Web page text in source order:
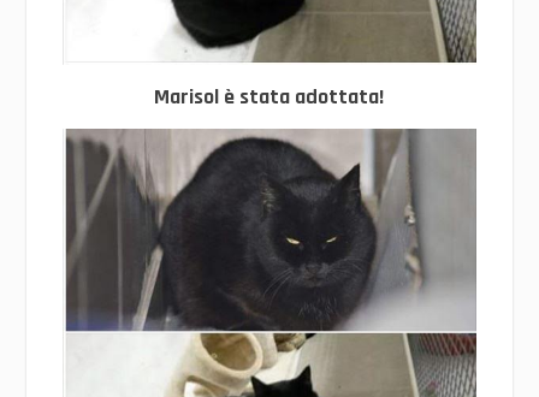
Marisol è stata adottata!